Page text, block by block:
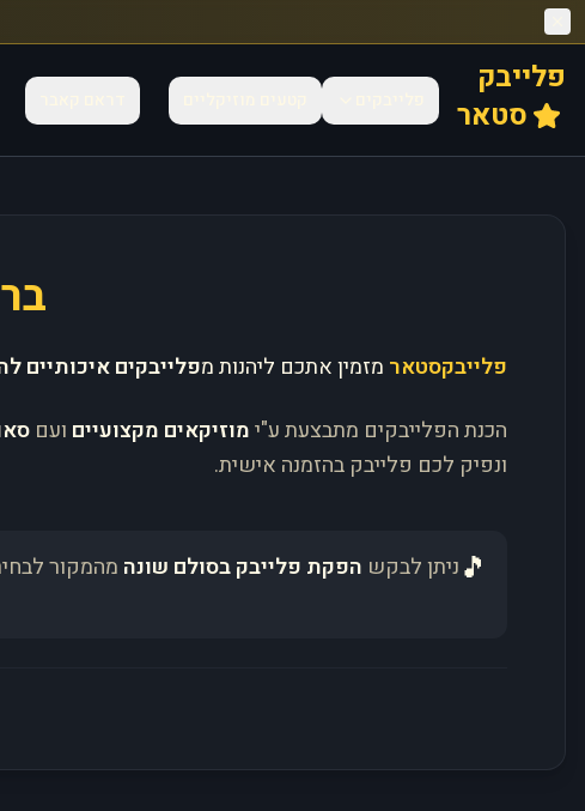
פלייבק
סטאר
פלייבקסטאר מזמין אתכם ליהנות מפלייבקים איכותיים
הכנת הפלייבקים מתבצעת ע"ימוזיקאים מקצועיים ועם
ונפיק לכם פלייבק בהזמנה אישית.
🎵ניתן לבקש הפקת פלייבק בסולם שונה מהמקור